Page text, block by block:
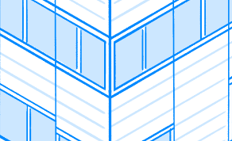
が世の中の多くの人々を喜ばせること
るのなら話は早いです。
ほかには、人がどういう遊びを求めて
る力と、自分が考えた遊びを、相手に
する力が必要です。もちろん、これら
でなくても大丈夫です。人に喜んでも